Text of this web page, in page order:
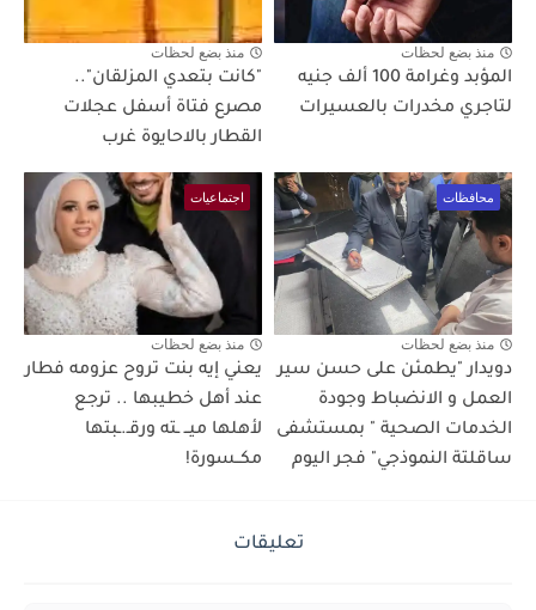
منذ بضع لحظات
المؤبد وغرامة 100 ألف جنيه
لتاجري مخدرات بالعسيرات
منذ بضع لحظات
"كانت بتعدي المزلقان"..
مصرع فتاة أسفل عجلات
القطار بالاحايوة غرب
محافظات
منذ بضع لحظات
دويدار "يطمئن على حسن سير
العمل و الانضباط وجودة
الخدمات الصحية " بمستشفى
ساقلتة النموذجي" فجر اليوم
اجتماعيات
منذ بضع لحظات
يعني إيه بنت تروح عزومه فطار
عند أهل خطيبها .. ترجع
لأهلها ميــ ـته ورقـ.ـبتها
مكــسورة!
تعليقات